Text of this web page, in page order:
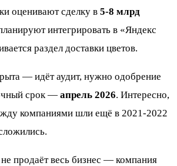
оценивают сделку в 5-8 млрд
интегрировать в «Яндекс
раздел доставки цветов.
— идёт аудит, нужно одобрение
срок — апрель 2026. Интересно,
компаниями шли ещё в 2021-2022
продаёт весь бизнес — компания